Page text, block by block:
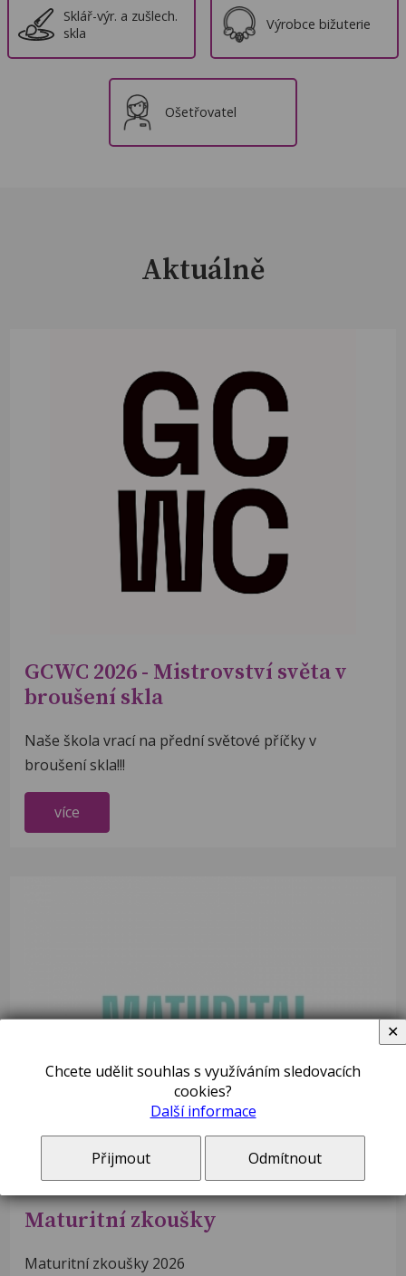
Sklář-výr. a zušlech.
skla
Výrobce bižuterie
Ošetřovatel
Aktuálně
GCWC 2026 - Mistrovství světa v
broušení skla
Naše škola vrací na přední světové příčky v
broušení skla!!!
více
Maturitní zkoušky
Maturitní zkoušky 2026
Chcete udělit souhlas s využíváním sledovacích
cookies?
Další informace
Přijmout Odmítnout
✕